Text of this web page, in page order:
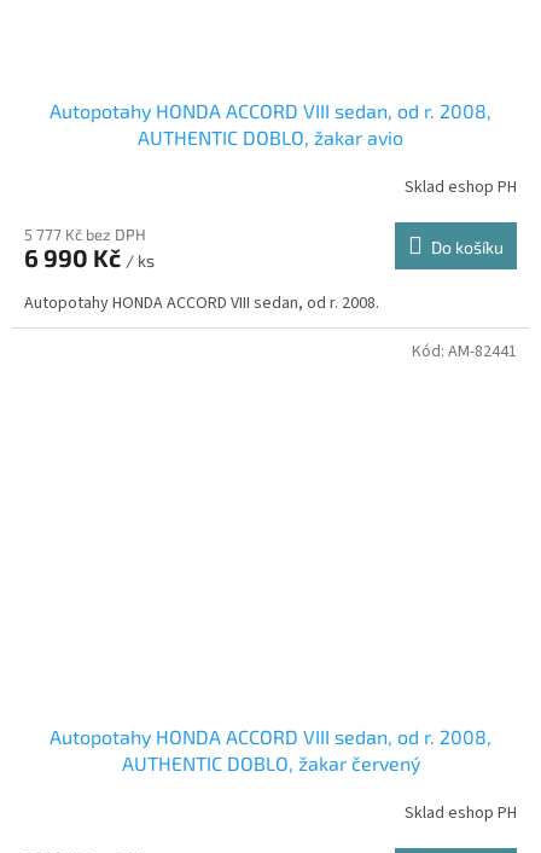
Autopotahy HONDA ACCORD VIII sedan, od r. 2008,
AUTHENTIC DOBLO, žakar avio
Sklad eshop PH
5 777 Kč bez DPH
6 990 Kč / ks
Do košíku
Autopotahy HONDA ACCORD VIII sedan, od r. 2008.
Autopotahy HONDA ACCORD VIII sedan, od r. 2008,
AUTHENTIC DOBLO, žakar červený
Sklad eshop PH
Kód: AM-82441